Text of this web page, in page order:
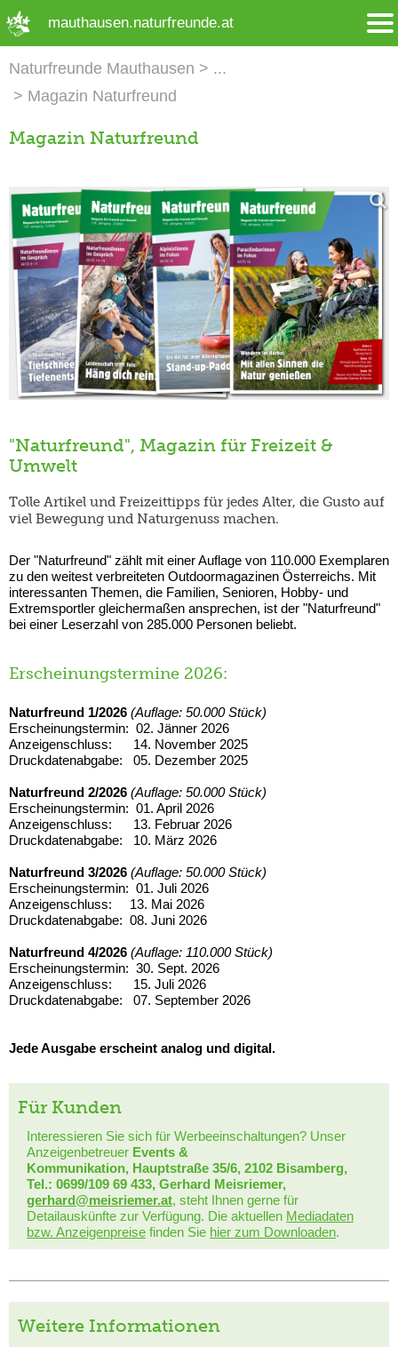
mauthausen.naturfreunde.at
Naturfreunde Mauthausen
Magazin Naturfreund
Magazin Naturfreund
"Naturfreund", Magazin für Freizeit &
Umwelt
Tolle Artikel und Freizeittipps für jedes Alter, die Gusto auf
viel Bewegung und Naturgenuss machen.
Der "Naturfreund" zählt mit einer Auflage von 110.000 Exemplaren
zu den weitest verbreiteten Outdoormagazinen Österreichs. Mit
interessanten Themen, die Familien, Senioren, Hobby- und
Extremsportler gleichermaßen ansprechen, ist der "Naturfreund"
bei einer Leserzahl von 285.000 Personen beliebt.
Erscheinungstermine 2026:
Naturfreund 1/2026 (Auflage: 50.000 Stück)
Erscheinungstermin: 02. Jänner 2026
Anzeigenschluss: 14. November 2025
Druckdatenabgabe: 05. Dezember 2025
Naturfreund 2/2026 (Auflage: 50.000 Stück)
Erscheinungstermin: 01. April 2026
Anzeigenschluss: 13. Februar 2026
Druckdatenabgabe: 10. März 2026
Naturfreund 3/2026 (Auflage: 50.000 Stück)
Erscheinungstermin: 01. Juli 2026
Anzeigenschluss: 13. Mai 2026
Druckdatenabgabe: 08. Juni 2026
Naturfreund 4/2026 (Auflage: 110.000 Stück)
Erscheinungstermin: 30. Sept. 2026
Anzeigenschluss: 15. Juli 2026
Druckdatenabgabe: 07. September 2026
Jede Ausgabe erscheint analog und digital.
Für Kunden
Interessieren Sie sich für Werbeeinschaltungen? Unser
Anzeigenbetreuer Events &
Kommunikation, Hauptstraße 35/6, 2102 Bisamberg,
Tel.: 0699/109 69 433, Gerhard Meisriemer,
gerhard@meisriemer.at, steht Ihnen gerne für
Detailauskünfte zur Verfügung. Die aktuellen Mediadaten
bzw. Anzeigenpreise finden Sie hier zum Downloaden.
Weitere Informationen